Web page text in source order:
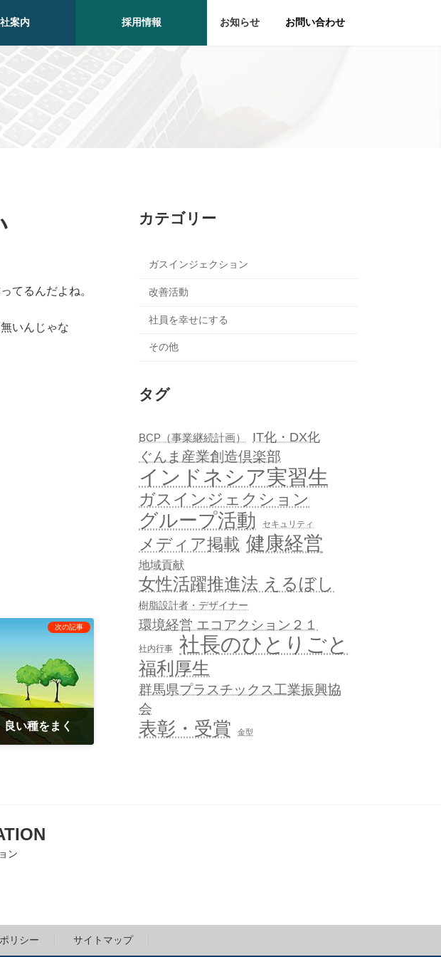
案内 採用情報 お知らせ お問い合わせ
てるんだよね。
いんじゃな
次の記事
い種をまく
カテゴリー
ガスインジェクション
改善活動
社員を幸せにする
その他
タグ
BCP（事業継続計画） IT化・DX化
ぐんま産業創造倶楽部
インドネシア実習生
ガスインジェクション
グループ活動 セキュリティ
メディア掲載 健康経営
地域貢献
女性活躍推進法 えるぼし
樹脂設計者・デザイナー
環境経営 エコアクション２１
社内行事 社長のひとりごと
福利厚生
群馬県プラスチックス工業振興協
会
表彰・受賞 金型
ン
リシー サイトマップ